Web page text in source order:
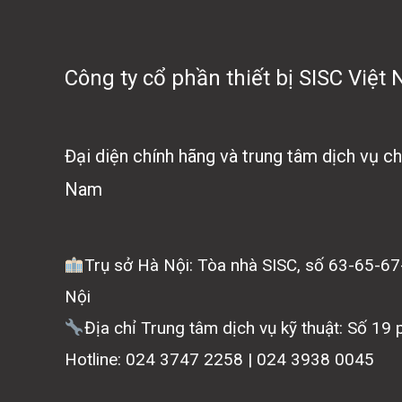
Công ty cổ phần thiết bị SISC Việt
Đại diện chính hãng và trung tâm dịch vụ
Nam
Trụ sở Hà Nội: Tòa nhà SISC, số 63-65-
Nội
Địa chỉ Trung tâm dịch vụ kỹ thuật: Số 19
Hotline: 024 3747 2258 | 024 3938 0045